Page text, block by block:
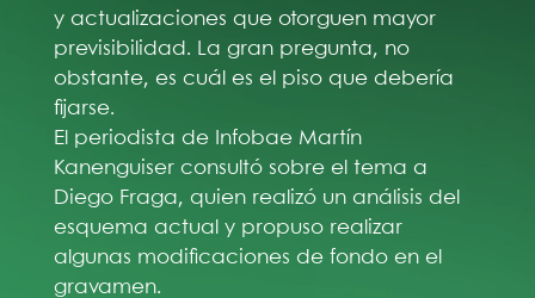
y actualizaciones que otorguen mayor
previsibilidad. La gran pregunta, no
obstante, es cuál es el piso que debería
fijarse.
El periodista de Infobae Martín
Kanenguiser consultó sobre el tema a
Diego Fraga, quien realizó un análisis del
esquema actual y propuso realizar
algunas modificaciones de fondo en el
gravamen.